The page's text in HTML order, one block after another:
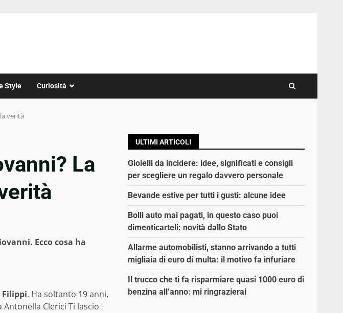
Style Curiosità
verità
La
Ecco cosa ha
Filippi. Ha soltanto 19 anni,
Clerici Ti lascio
ULTIMI ARTICOLI
Gioielli da incidere: idee, significati e consigli
per scegliere un regalo davvero personale
Bevande estive per tutti i gusti: alcune idee
Bolli auto mai pagati, in questo caso puoi
dimenticarteli: novità dallo Stato
Allarme automobilisti, stanno arrivando a tutti
migliaia di euro di multa: il motivo fa infuriare
Il trucco che ti fa risparmiare quasi 1000 euro di
benzina all’anno: mi ringrazierai